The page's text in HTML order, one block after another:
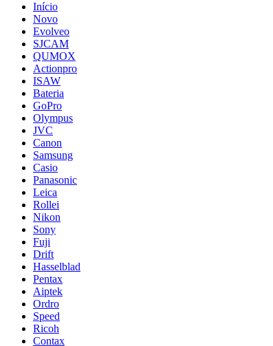
Início
Novo
Evolveo
SJCAM
QUMOX
Actionpro
ISAW
Bateria
GoPro
Olympus
JVC
Canon
Samsung
Casio
Panasonic
Leica
Rollei
Nikon
Sony
Fuji
Drift
Hasselblad
Pentax
Aiptek
Ordro
Speed
Ricoh
Contax